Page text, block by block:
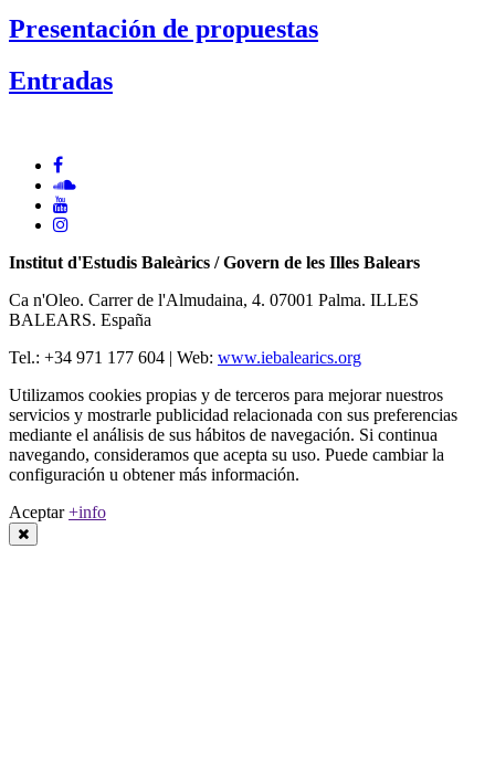
Presentación de propuestas
Entradas
Institut d'Estudis Baleàrics / Govern de les Illes Balears
Ca n'Oleo. Carrer de l'Almudaina, 4. 07001 Palma. ILLES
BALEARS. España
Tel.: +34 971 177 604 | Web: www.iebalearics.org
Utilizamos cookies propias y de terceros para mejorar nuestros
servicios y mostrarle publicidad relacionada con sus preferencias
mediante el análisis de sus hábitos de navegación. Si continua
navegando, consideramos que acepta su uso. Puede cambiar la
configuración u obtener más información.
Aceptar +info